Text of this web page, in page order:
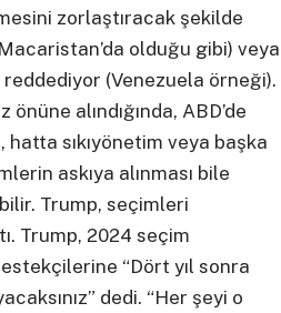
zorlaştıracak şekilde
olduğu gibi) veya
(Venezuela örneği).
alındığında, ABD’de
sıkıyönetim veya başka
askıya alınması bile
Trump, seçimleri
Trump, 2024 seçim
“Dört yıl sonra
dedi. “Her şeyi o